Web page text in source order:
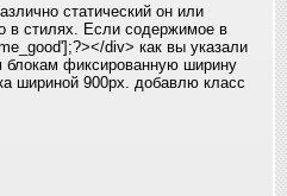
статический он или
в стилях. Если содержимое в
div> как вы указали
блокам фиксированную ширину
шириной 900px. добавлю класс